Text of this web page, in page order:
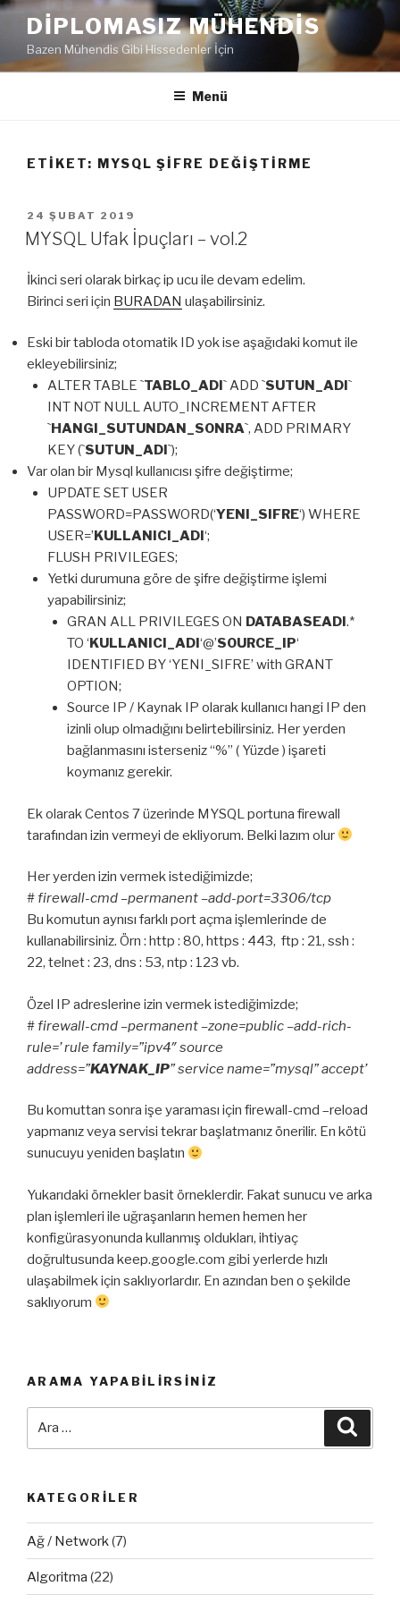
İçeriğe
DIPLOMASIZ MÜHENDIS
Bazen Mühendis Gibi Hissedenler İçin
Menü
ETIKET: MYSQL ŞIFRE DEĞIŞTIRME
YAYIM
TARIHI
24 ŞUBAT 2019
MYSQL Ufak İpuçları – vol.2
İkinci seri olarak birkaç ip ucu ile devam edelim.
Birinci seri için BURADAN ulaşabilirsiniz.
Eski bir tabloda otomatik ID yok ise aşağıdaki komut ile
ekleyebilirsiniz;
ALTER TABLE `TABLO_ADI` ADD `SUTUN_ADI`
INT NOT NULL AUTO_INCREMENT AFTER
`HANGI_SUTUNDAN_SONRA`, ADD PRIMARY
KEY (`SUTUN_ADI`);
Var olan bir Mysql kullanıcısı şifre değiştirme;
UPDATE SET USER
PASSWORD=PASSWORD(‘YENI_SIFRE‘) WHERE
USER=’KULLANICI_ADI‘;
FLUSH PRIVILEGES;
Yetki durumuna göre de şifre değiştirme işlemi
yapabilirsiniz;
GRAN ALL PRIVILEGES ON DATABASEADI.*
TO ‘KULLANICI_ADI‘@’SOURCE_IP‘
IDENTIFIED BY ‘YENI_SIFRE’ with GRANT
OPTION;
Source IP / Kaynak IP olarak kullanıcı hangi IP den
izinli olup olmadığını belirtebilirsiniz. Her yerden
bağlanmasını isterseniz “%” ( Yüzde ) işareti
koymanız gerekir.
Ek olarak Centos 7 üzerinde MYSQL portuna firewall
tarafından izin vermeyi de ekliyorum. Belki lazım olur
Her yerden izin vermek istediğimizde;
#firewall-cmd –permanent –add-port=3306/tcp
Bu komutun aynısı farklı port açma işlemlerinde de
kullanabilirsiniz. Örn : http : 80, https : 443, ftp : 21, ssh :
22, telnet : 23, dns : 53, ntp : 123 vb.
Özel IP adreslerine izin vermek istediğimizde;
#firewall-cmd –permanent –zone=public –add-rich-
rule=’ rule family=”ipv4″ source
address=”KAYNAK_IP” service name=”mysql” accept’
Bu komuttan sonra işe yaraması için firewall-cmd –reload
yapmanız veya servisi tekrar başlatmanız önerilir. En kötü
sunucuyu yeniden başlatın
Yukarıdaki örnekler basit örneklerdir. Fakat sunucu ve arka
plan işlemleri ile uğraşanların hemen hemen her
konfigürasyonunda kullanmış oldukları, ihtiyaç
doğrultusunda keep.google.com gibi yerlerde hızlı
ulaşabilmek için saklıyorlardır. En azından ben o şekilde
saklıyorum
ARAMA YAPABILIRSINIZ
KATEGORILER
Ağ / Network(7)
Algoritma (22)